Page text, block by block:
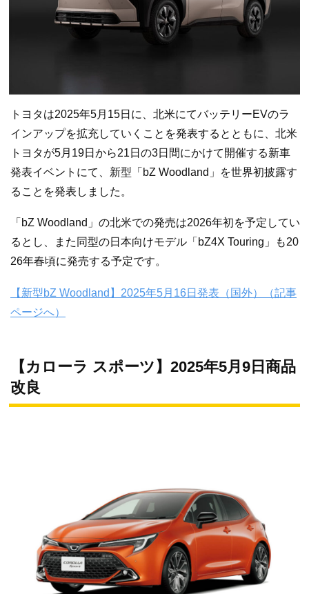
トヨタは2025年5月15日に、北米にてバッテリーEVのラ
インアップを拡充していくことを発表するとともに、北米
トヨタが5月19日から21日の3日間にかけて開催する新車
発表イベントにて、新型「bZ Woodland」を世界初披露す
ることを発表しました。
「bZ Woodland」の北米での発売は2026年初を予定してい
るとし、また同型の日本向けモデル「bZ4X Touring」も20
26年春頃に発売する予定です。
【新型bZ Woodland】2025年5月16日発表（国外）（記事
ページへ）
【カローラ スポーツ】2025年5月9日商品
改良